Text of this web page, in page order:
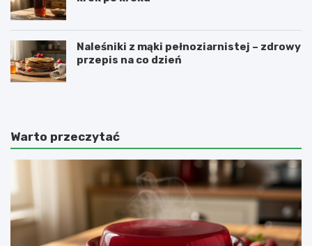
Naleśniki z mąki pełnoziarnistej – zdrowy
przepis na co dzień
Warto przeczytać